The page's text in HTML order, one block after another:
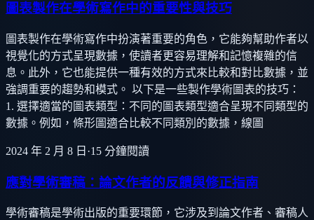
圖表製作在學術寫作中的重要性與技巧
圖表製作在學術寫作中扮演著重要的角色，它能夠幫助作者以
視覺化的方式呈現數據，使讀者更容易理解和記憶複雜的信
息。此外，它也能提供一種有效的方式來比較和對比數據，並
強調重要的趨勢和模式。 以下是一些製作學術圖表的技巧：
1. 選擇適當的圖表類型：不同的圖表類型適合呈現不同類型的
數據。例如，條形圖適合比較不同類別的數據，線圖
2024 年 2 月 8 日 ·15 分鐘閱讀
應對學術審稿：論文作者的反饋與修正指南
學術審稿是學術出版的重要環節，它涉及到論文作者、審稿人